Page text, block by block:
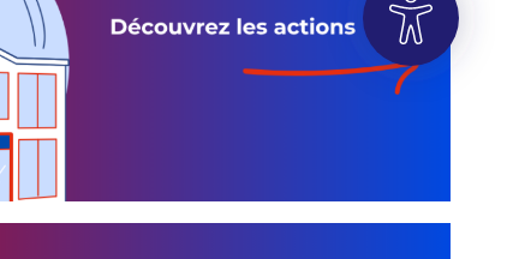
Ouvrir la barre d’outils